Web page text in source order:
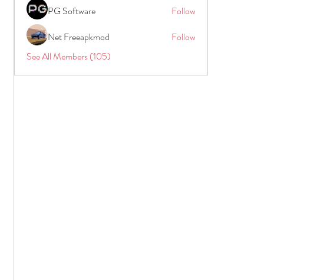
PG Software
Follow
Net Freeapkmod
Follow
See All Members (105)